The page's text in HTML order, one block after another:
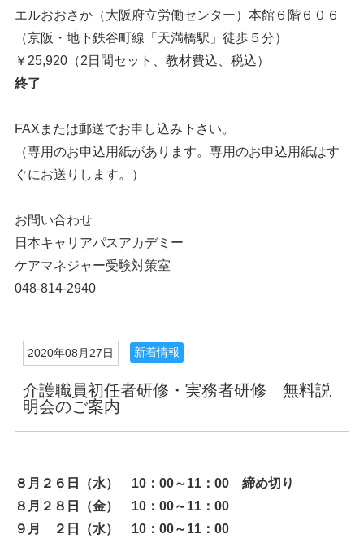
エルおおさか（大阪府立労働センター）本館６階６０６
（京阪・地下鉄谷町線「天満橋駅」徒歩５分）
￥25,920（2日間セット、教材費込、税込）
終了
FAXまたは郵送でお申し込み下さい。
（専用のお申込用紙があります。専用のお申込用紙はす
ぐにお送りします。）
お問い合わせ
日本キャリアパスアカデミー
ケアマネジャー受験対策室
048-814-2940
2020年08月27日 新着情報
介護職員初任者研修・実務者研修 無料説
明会のご案内
８月２６日（水） 10：00～11：00 締め切り
８月２８日（金） 10：00～11：00
９月 ２日（水） 10：00～11：00